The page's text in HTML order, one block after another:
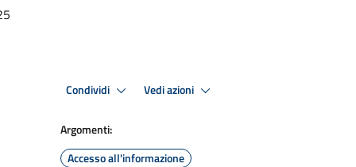
Condividi Vedi azioni
Argomenti:
Accesso all'informazione